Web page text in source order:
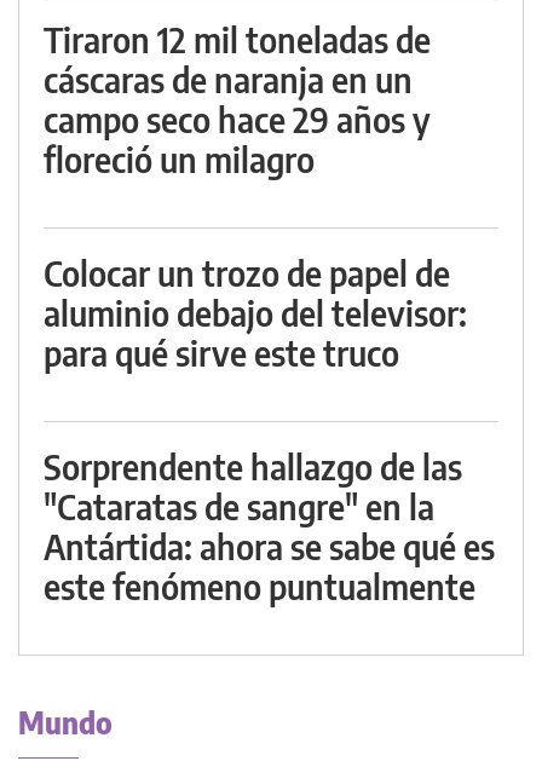
Tiraron 12 mil toneladas de
cáscaras de naranja en un
campo seco hace 29 años y
floreció un milagro
Colocar un trozo de papel de
aluminio debajo del televisor:
para qué sirve este truco
Sorprendente hallazgo de las
"Cataratas de sangre" en la
Antártida: ahora se sabe qué es
este fenómeno puntualmente
Mundo